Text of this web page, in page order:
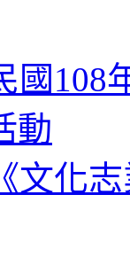
國108
動
文化